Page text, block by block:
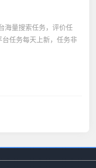
海量搜索任务，评价任
任务每天上新，任务非